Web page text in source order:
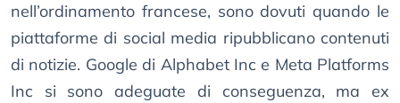
nell’ordinamento francese, sono dovuti quando le
piattaforme di social media ripubblicano contenuti
di notizie. Google di Alphabet Inc e Meta Platforms
Inc si sono adeguate di conseguenza, ma ex